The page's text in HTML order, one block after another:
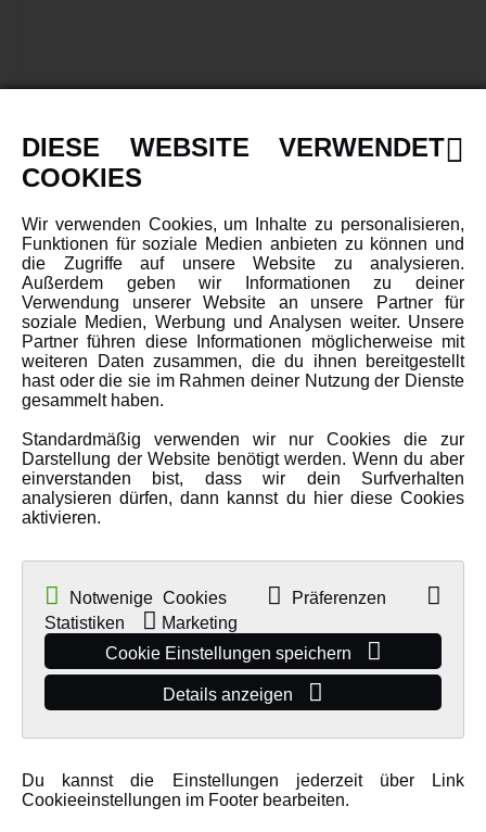
02042 HINTERE DÄMPFERBRÜCKE
•Artikelnummer: 004-02042
Mehr Informationen
•Artikelnummer: 004-02044
Mehr Informationen
DIESE WEBSITE VERWENDET
COOKIES
Wir verwenden Cookies, um Inhalte zu personalisieren,
Funktionen für soziale Medien anbieten zu können und
die Zugriffe auf unsere Website zu analysieren.
Außerdem geben wir Informationen zu deiner
Verwendung unserer Website an unsere Partner für
soziale Medien, Werbung und Analysen weiter. Unsere
Partner führen diese Informationen möglicherweise mit
weiteren Daten zusammen, die du ihnen bereitgestellt
hast oder die sie im Rahmen deiner Nutzung der Dienste
gesammelt haben.
Standardmäßig verwenden wir nur Cookies die zur
Darstellung der Website benötigt werden. Wenn du aber
einverstanden bist, dass wir dein Surfverhalten
analysieren dürfen, dann kannst du hier diese Cookies
aktivieren.
Notwenige Cookies
Präferenzen
Statistiken
Marketing
Cookie Einstellungen speichern
Details anzeigen
Du kannst die Einstellungen jederzeit über Link
Cookieeinstellungen im Footer bearbeiten.